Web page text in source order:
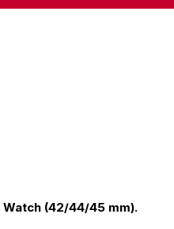
(42/44/45 mm).